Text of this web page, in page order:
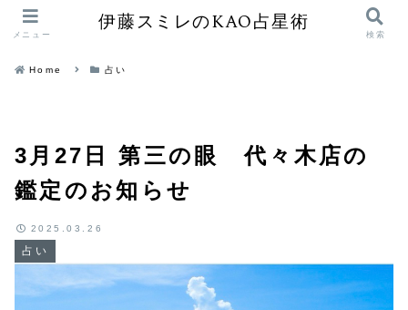
Home 占い
3月27日 第三の眼 代々木店の
鑑定のお知らせ
占い
2025.03.26
メニュー 伊藤スミレのKAO占星術 検索